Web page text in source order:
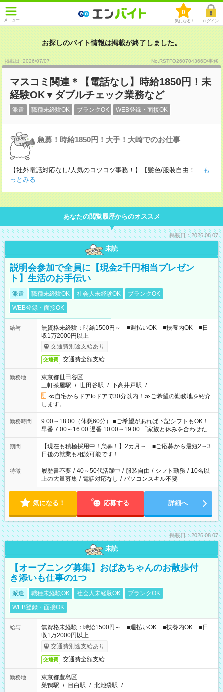
メニュー
0
気になる！ ログイン
お探しのバイト情報は掲載が終了しました。
掲載日 :2026/07/07 No.RSTFO260704366D/事務
マスコミ関連＊【電話なし】時給1850円！未
経験OK▼ダブルチェック業務など
派遣 職種未経験OK ブランクOK WEB登録・面接OK
急募！時給1850円！大手！大崎でのお仕事
【社外電話対応なし/人気のコツコツ事務！】【髪色/服装自由！
...も
っとみる
あなたの閲覧履歴からのオススメ
掲載日：2026.08.07
未読
説明会参加で全員に【現金2千円相当プレゼン
ト】生活のお手伝い
派遣 職種未経験OK 社会人未経験OK
ブランクOK
WEB登録・面接OK
給与
無資格未経験：時給1500円～ ■週払いOK ■扶養内OK ■日
収1万2000円以上
交通費別途支給あり
交通費 交通費全額支給
勤務地
東京都世田谷区
三軒茶屋駅 / 世田谷駅 / 下高井戸駅 / …
≪自宅からドアtoドアで30分以内！≫ご希望の勤務地を紹介
します。
勤務時間
9:00～18:00（休憩60分） ■ご希望があれば下記シフトもOK！
早番 7:00～16:00 遅番 10:00～19:00 「家族と休みを合わせた
い」 「余裕を持って夕飯の準備がしたい」 「できれば残業はし
たくない」 など、ご希望を教えてくださいね。 ※Wワーク希望
の方へ 今ご覧のお仕事で希望する勤務時間と、もう1つのお仕事
の勤務時間。 合計で週40時間を超える場合は応募できません。
期間
【現在も積極採用中！急募！】2カ月～ ■ご応募から最短2～3
日後の就業も相談可能です！
特徴 履歴書不要 / 40～50代活躍中 / 服装自由 / シフト勤務 / 10名以
上の大量募集 / 電話対応なし / パソコンスキル不要
気になる！ 応募する 詳細へ
掲載日：2026.08.07
未読
【オープニング募集】おばあちゃんのお散歩付
き添いも仕事の1つ
派遣 職種未経験OK 社会人未経験OK
ブランクOK
WEB登録・面接OK
給与
無資格未経験：時給1500円～ ■週払いOK ■扶養内OK ■日
収1万2000円以上
交通費別途支給あり
交通費 交通費全額支給
勤務地
東京都豊島区
巣鴨駅 / 目白駅 / 北池袋駅 / …